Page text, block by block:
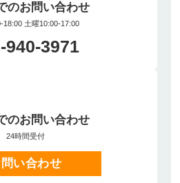
のお問い合わせ
18:00 土曜10:00-17:00
940-3971
のお問い合わせ
24時間受付
い合わせ